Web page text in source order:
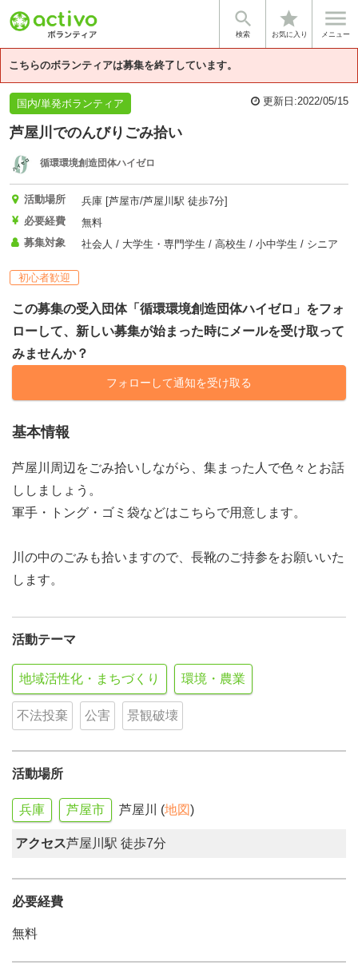

検索
star
お気に入り

メニュー
こちらのボランティアは募集を終了しています。
基本情報 募集詳細 団体情報
国内/単発ボランティア 更新日:2022/05/15
芦屋川でのんびりごみ拾い
循環環境創造団体ハイゼロ
活動場所
兵庫 [芦屋市/芦屋川駅 徒歩7分]
必要経費
無料
募集対象
社会人 / 大学生・専門学生 / 高校生 / 小中学生 / シニア
初心者歓迎
この募集の受入団体「循環環境創造団体ハイゼロ」をフォ
ローして、新しい募集が始まった時にメールを受け取って
みませんか？
フォローして通知を受け取る
基本情報
芦屋川周辺をごみ拾いしながら、集まった人で色々とお話
ししましょう。
軍手・トング・ゴミ袋などはこちらで用意します。
川の中のごみも拾いますので、長靴のご持参をお願いいた
します。
活動テーマ
地域活性化・まちづくり 環境・農業
不法投棄 公害 景観破壊
活動場所
兵庫 芦屋市 芦屋川 (地図)
アクセス芦屋川駅 徒歩7分
必要経費
無料